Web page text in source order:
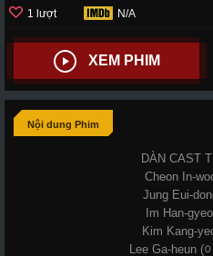
1 lượt N/A
XEM PHIM
Nội dung Phim
DÀN CAST
Cheon In-
Jung Eui-
Im Han-
Kim Kang-
Lee Ga-heun (